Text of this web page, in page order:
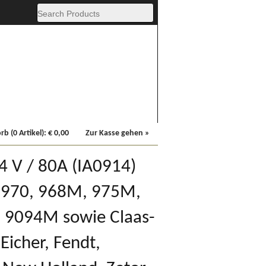
Zur Kasse gehen »
(0 Artikel): € 0,00
V / 80A (IA0914)
968M, 975M,
sowie Claas-
Fendt,